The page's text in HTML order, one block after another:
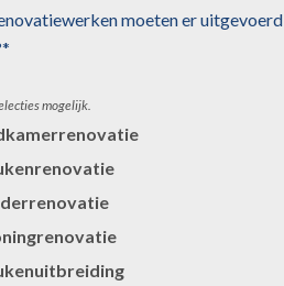
moeten er uitgevoerd
mogelijk.